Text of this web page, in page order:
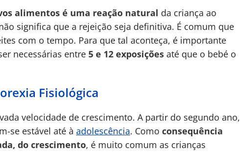
alimentos é uma reação natural da criança ao
significa que a rejeição seja definitiva. É comum que
com o tempo. Para que tal aconteça, é importante
necessárias entre 5 e 12 exposições até que o bebé o
Fisiológica
velocidade de crescimento. A partir do segundo ano,
se estável até à adolescência. Como consequência
do crescimento, é muito comum as crianças